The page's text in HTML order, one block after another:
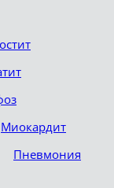
Миокардит
Пневмония